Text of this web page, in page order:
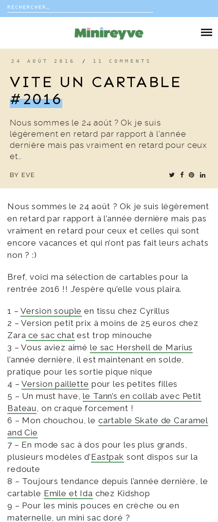
Rechercher :
VIE DE FAMILLE
COUP DE COEUR
24 AOÛT 2016 / 11 COMMENTS
VITE UN CARTABLE
#2016
Nous sommes le 24 août ? Ok je suis
légèrement en retard par rapport à l’année
dernière mais pas vraiment en retard pour ceux
et…
BY EVE
Nous sommes le 24 août ? Ok je suis légèrement
en retard par rapport à l’année dernière mais pas
vraiment en retard pour ceux et celles qui sont
encore vacances et qui n’ont pas fait leurs achats
non ? :)
Bref, voici ma sélection de cartables pour la
rentrée 2016 !! J’espère qu’elle vous plaira.
1 –Version souple en tissu chez Cyrillus
2 – Version petit prix à moins de 25 euros chez
Zara ce sac chat est trop minouche
3 – Vous aviez aiméle sac Hershell de Marius
l’année dernière, il est maintenant en solde,
pratique pour les sortie pique nique
4 –Version paillette pour les petites filles
5 – Un must have,le Tann’s en collab avec Petit
Bateau, on craque forcement !
6 – Mon chouchou, le cartable Skate de Caramel
and Cie
7 – En mode sac à dos pour les plus grands,
plusieurs modèles d’Eastpak sont dispos sur la
redoute
8 – Toujours tendance depuis l’année dernière, le
cartable Emile et Ida chez Kidshop
9 – Pour les minis pouces en crèche ou en
maternelle, un minisac doré ?